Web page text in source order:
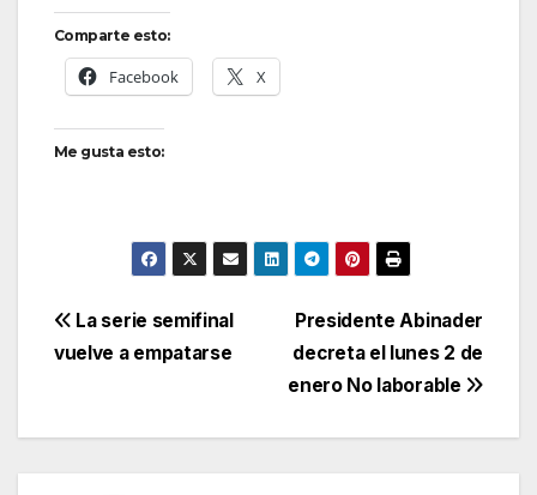
Comparte esto:
Facebook X
Me gusta esto:
Navegación
entradas
Presidente Abinader
decreta el lunes 2 de
enero No laborable
La serie semifinal
vuelve a empatarse